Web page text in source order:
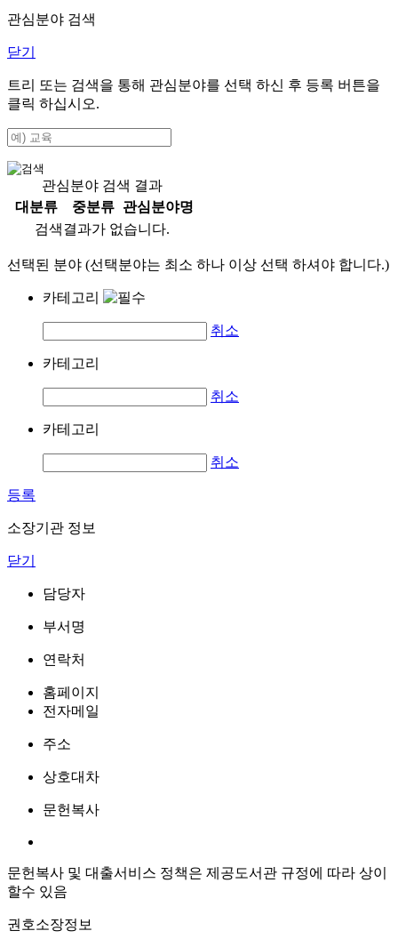
관심분야 검색
닫기
트리 또는 검색을 통해 관심분야를 선택 하신 후 등록 버튼을
클릭 하십시오.
관심분야 검색 결과
대분류
중분류
관심분야명
검색결과가 없습니다.
선택된 분야 (선택분야는 최소 하나 이상 선택 하셔야 합니다.)
카테고리
취소
카테고리
취소
카테고리
취소
등록
소장기관 정보
닫기
담당자
부서명
연락처
홈페이지
전자메일
주소
상호대차
문헌복사
문헌복사 및 대출서비스 정책은 제공도서관 규정에 따라 상이
할수 있음
권호소장정보